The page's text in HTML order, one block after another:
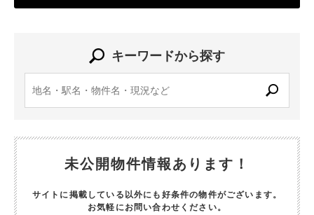
キーワードから探す
未公開物件情報あります！
サイトに掲載している以外にも好条件の物件がございます。
お気軽にお問い合わせください。